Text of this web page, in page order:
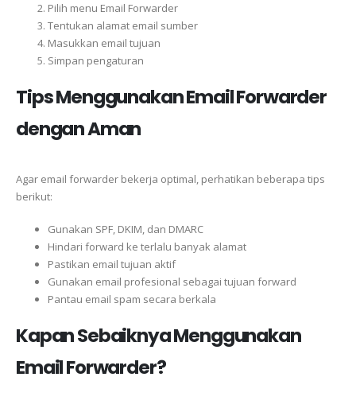
Pilih menu Email Forwarder
Tentukan alamat email sumber
Masukkan email tujuan
Simpan pengaturan
Tips Menggunakan Email Forwarder
dengan Aman
Agar email forwarder bekerja optimal, perhatikan beberapa tips
berikut:
Gunakan SPF, DKIM, dan DMARC
Hindari forward ke terlalu banyak alamat
Pastikan email tujuan aktif
Gunakan email profesional sebagai tujuan forward
Pantau email spam secara berkala
Kapan Sebaiknya Menggunakan
Email Forwarder?